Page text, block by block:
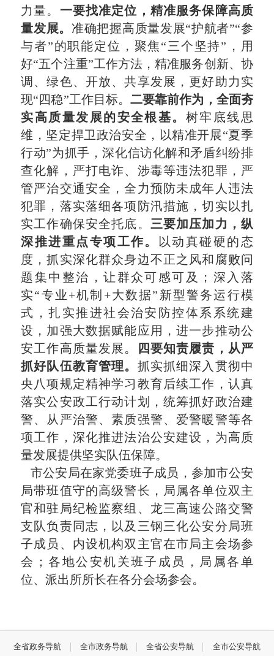
力量。 一要找准定位，精准服务保障高质
量发展。 准确把握高质量发展“护航者”“参
与者”的职能定位，聚焦“三个坚持”，用
好“五个注重”工作方法，精准服务创新、协
调、绿色、开放、共享发展，更好助力实
现“四稳”工作目标。二要靠前作为，全面夯
实高质量发展的安全根基。 树牢底线思
维，坚定捍卫政治安全，以精准开展“夏季
行动”为抓手，深化信访化解和矛盾纠纷排
查化解，严打电诈、涉毒等违法犯罪，严
管严治交通安全，全力预防未成年人违法
犯罪，落实落细各项防汛措施，切实以扎
实工作确保安全托底。 三要加压加力，纵
深推进重点专项工作。
以动真碰硬的态
度，抓实深化群众身边不正之风和腐败问
题集中整治，让群众可感可及；深入落
实“专业+机制+大数据”新型警务运行模
式，扎实推进社会治安防控体系系统建
设，加强大数据赋能应用，进一步推动公
安工作高质量发展。
四要知责履责，从严
抓好队伍教育管理。 抓实抓细深入贯彻中
央八项规定精神学习教育后续工作，认真
落实公安政工行动计划，统筹抓好政治建
警、从严治警、素质强警、爱警暖警等各
项工作，深化推进法治公安建设，为高质
量发展提供坚实队伍保障。
市公安局在家党委班子成员，参加市公安
局带班值守的高级警长，局属各单位双主
官和驻局纪检监察组、龙三高速公路交警
支队负责同志，以及三钢三化公安分局班
子成员、内设机构双主官在市局主会场参
会；各地公安机关班子成员，局属各单
位、派出所所长在各分会场参会。
全省政务导航 全市政务导航 全省公安导航 全市公安导航